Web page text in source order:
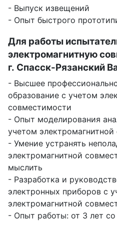
- Выпуск извещений
- Опыт быстрого
Для работы
электромагнитную
г. Спасск-Рязанский
- Высшее
образование с учетом
совместимости
- Опыт моделирования
учетом
- Умение устранять
электромагнитной
мыслить
- Разработка и
электронных приборов с
электромагнитной
- Опыт работы: от 3 лет